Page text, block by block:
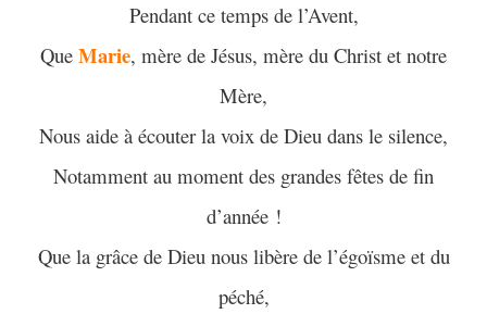
Pendant ce temps de l’Avent,
Que Marie, mère de Jésus, mère du Christ et notre
Mère,
Nous aide à écouter la voix de Dieu dans le silence,
Notamment au moment des grandes fêtes de fin
d’année !
Que la grâce de Dieu nous libère de l’égoïsme et du
péché,